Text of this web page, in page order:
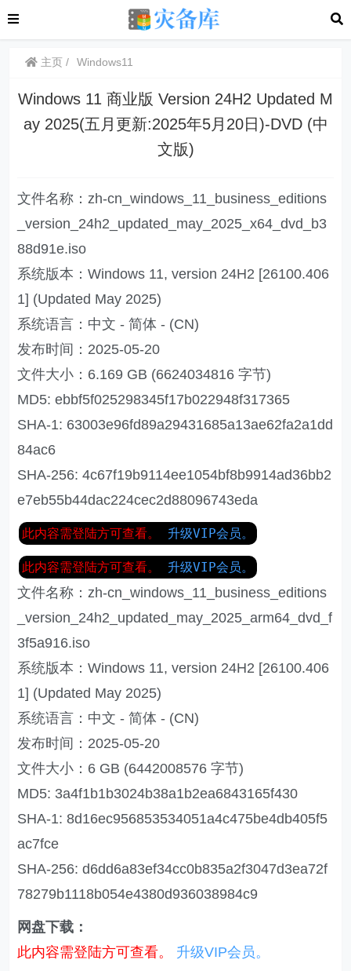
主页 Windows11
Windows 11 商业版 Version 24H2 Updated M
ay 2025(五月更新:2025年5月20日)-DVD (中
文版)
文件名称：zh-cn_windows_11_business_editions
_version_24h2_updated_may_2025_x64_dvd_b3
88d91e.iso
系统版本：Windows 11, version 24H2 [26100.406
1] (Updated May 2025)
系统语言：中文 - 简体 - (CN)
发布时间：2025-05-20
文件大小：6.169 GB (6624034816 字节)
MD5: ebbf5f025298345f17b022948f317365
SHA-1: 63003e96fd89a29431685a13ae62fa2a1dd
84ac6
SHA-256: 4c67f19b9114ee1054bf8b9914ad36bb2
e7eb55b44dac224cec2d88096743eda
此内容需登陆方可查看。 升级VIP会员。
此内容需登陆方可查看。 升级VIP会员。
文件名称：zh-cn_windows_11_business_editions
_version_24h2_updated_may_2025_arm64_dvd_f
3f5a916.iso
系统版本：Windows 11, version 24H2 [26100.406
1] (Updated May 2025)
系统语言：中文 - 简体 - (CN)
发布时间：2025-05-20
文件大小：6 GB (6442008576 字节)
MD5: 3a4f1b1b3024b38a1b2ea6843165f430
SHA-1: 8d16ec956853534051a4c475be4db405f5
ac7fce
SHA-256: d6dd6a83ef34cc0b835a2f3047d3ea72f
78279b1118b054e4380d936038984c9
网盘下载：
此内容需登陆方可查看。
升级VIP会员。